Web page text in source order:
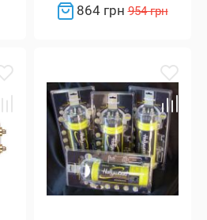
864 грн 954 грн